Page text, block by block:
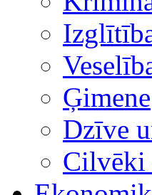
Ģimene
Dzīve
Cilvēki